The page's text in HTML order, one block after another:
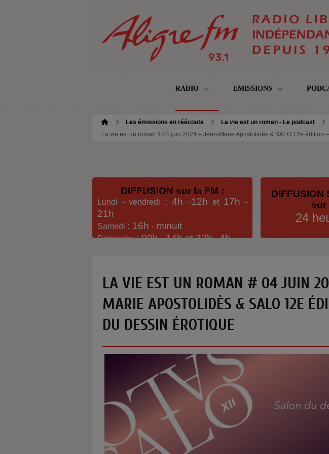
RADIO EMISSIONS
Les émissions en réécoute
La vie est un roman - Le podcast
La vie est un roman # 04 juin 2024 – Jean-Marie Apostolidès & SALO 12e édition
DIFFUSION sur la FM :
Lundi - vendredi : 4h -12h et 17h -
21h
Samedi : 16h - minuit
Dimanche: 00h -14h et 22h-4h
DIFFUSION
sur
24
LA VIE EST UN ROMAN # 04 JUIN
MARIE APOSTOLIDÈS & SALO 12E
DU DESSIN ÉROTIQUE